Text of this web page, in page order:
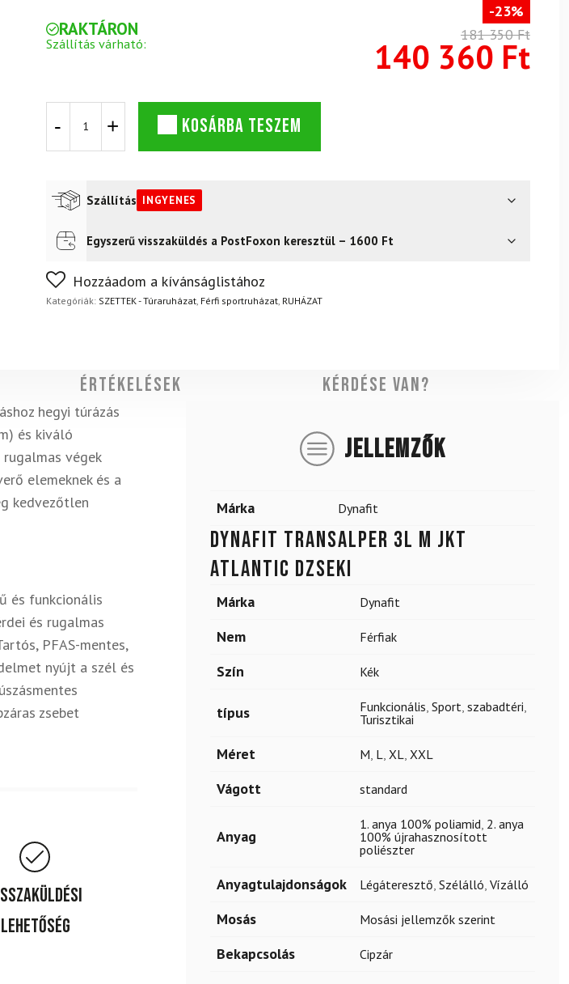
RAKTÁRON
Szállítás várható:
-23%
181 350 Ft
140 360 Ft
Transalper
Atlantic
készlet
Transalper
Pants
M
Black
KOSÁRBA TESZEM
Szállítás INGYENES
Futár a címreIngyenes
FoxPost
Egyszerű visszaküldés a PostFoxon keresztül – 1600 Ft
Nem biztos a választásában? Semmi gond – a terméket egyszerűen visszaküldheti 14
napon belül, indoklás nélkül.Mik a visszaküldés feltételei?
Hozzáadom a kívánságlistához
Kategóriák: SZETTEK - Túraruházat, Férfi sportruházat, RUHÁZAT
Értékelések Kérdése van?
hegyi túrázás
és kiváló
végek
elemeknek és a
kedvezőtlen
és funkcionális
és rugalmas
PFAS-mentes,
nyújt a szél és
zsebet
lehetőség
JELLEMZŐK
Márka Dynafit
DYNAFIT Transalper 3L M Jkt
Atlantic dzseki
Márka Dynafit
Nem Férfiak
Szín Kék
típus Funkcionális, Sport, szabadtéri,
Turisztikai
Méret M, L, XL, XXL
Vágott standard
Anyag
1. anya 100% poliamid, 2. anya
100% újrahasznosított
poliészter
Anyagtulajdonságok Légáteresztő, Szélálló, Vízálló
Mosás Mosási jellemzők szerint
Bekapcsolás Cipzár